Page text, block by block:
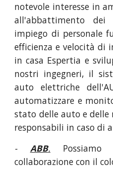
notevole interesse in
all'abbattimento
impiego di personale
efficienza e velocità di
in casa Espertia e
nostri ingegneri, il
auto elettriche
automatizzare e
stato delle auto e delle
responsabili in caso di
- ABB.
collaborazione con il